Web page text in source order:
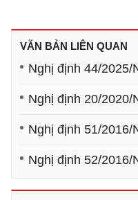
VĂN BẢN LIÊN QUAN
Nghị định 44/
Nghị định 20/
Nghị định 51/
Nghị định 52/